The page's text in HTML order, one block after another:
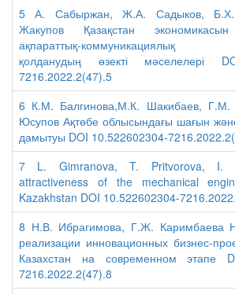
5 А. Сабыржан, Ж.А. Садыков, Б.Х.
Жакупов Қазақстан
ақпараттық-коммуникациялық
қолданудың өзекті мәселелері
7216.2022.2(47).5
6 К.М. Балгинова,М.К. Шакибаев, Г.М.
Юсупов Ақтөбе облысындағы шағын және
дамытуы DOI 10.522602304-
7 L. Gimranova, T. Pritvorova, I.
attractiveness of the mechanical
Kazakhstan DOI 10.522602304-
8 Н.В. Ибрагимова, Г.Ж. Каримбаева
реализации инновационных бизнес-
Казахстан на современном этапе
7216.2022.2(47).8